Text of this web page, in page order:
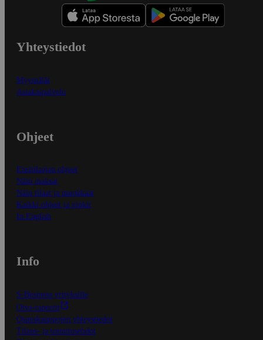
Yhteystiedot
Myymälät
Asiakaspalvelu
Ohjeet
Ensitilaajan ohjeet
Näin maksat
Näin tilaat ja muokkaat
Kaikki ohjeet ja vinkit
In English
Info
S-Business yrityksille
Oiva-raportit
Osuuskauppojen yhteystiedot
Tilaus- ja toimitusehdot